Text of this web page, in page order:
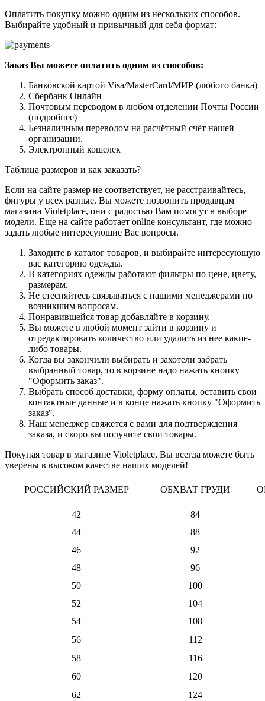
Оплатить покупку можно одним из нескольких способов.
Выбирайте удобный и привычный для себя формат:
Заказ Вы можете оплатить одним из способов:
Банковской картой Visa/MasterCard/МИР (любого банка)
Сбербанк Онлайн
Почтовым переводом в любом отделении Почты России
(подробнее)
Безналичным переводом на расчётный счёт нашей
организации.
Электронный кошелек
Таблица размеров и как заказать?
Если на сайте размер не соответствует, не расстраивайтесь,
фигуры у всех разные. Вы можете позвонить продавцам
магазина Violetplace, они с радостью Вам помогут в выборе
модели. Еще на сайте работает online консультант, где можно
задать любые интересующие Вас вопросы.
Заходите в каталог товаров, и выбирайте интересующую
вас категорию одежды.
В категориях одежды работают фильтры по цене, цвету,
размерам.
Не стесняйтесь связываться с нашими менеджерами по
возникшим вопросам.
Понравившейся товар добавляйте в корзину.
Вы можете в любой момент зайти в корзину и
отредактировать количество или удалить из нее какие-
либо товары.
Когда вы закончили выбирать и захотели забрать
выбранный товар, то в корзине надо нажать кнопку
"Оформить заказ".
Выбрать способ доставки, форму оплаты, оставить свои
контактные данные и в конце нажать кнопку "Оформить
заказ".
Наш менеджер свяжется с вами для подтверждения
заказа, и скоро вы получите свои товары.
Покупая товар в магазине Violetplace, Вы всегда можете быть
уверены в высоком качестве наших моделей!
РОССИЙСКИЙ РАЗМЕР ОБХВАТ ГРУДИ
42
84
44
88
46
92
48
96
50
100
52
104
54
108
56
112
58
116
60
120
62
124